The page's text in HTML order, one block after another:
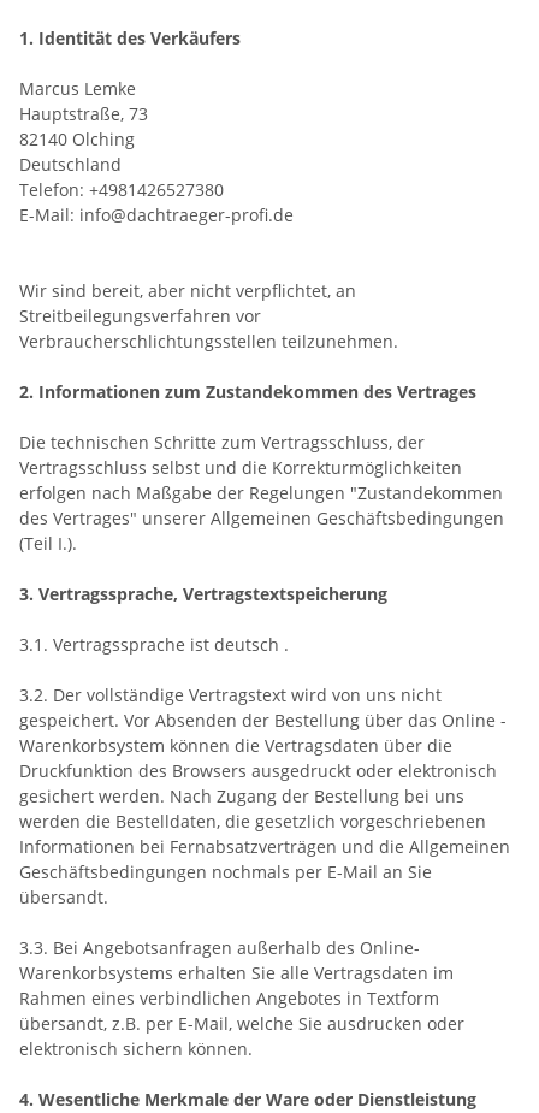
1. Identität des Verkäufers
Marcus Lemke
Hauptstraße, 73
82140 Olching
Deutschland
Telefon: +4981426527380
E-Mail: info@dachtraeger-profi.de
Wir sind bereit, aber nicht verpflichtet, an
Streitbeilegungsverfahren vor
Verbraucherschlichtungsstellen teilzunehmen.
2. Informationen zum Zustandekommen des Vertrages
Die technischen Schritte zum Vertragsschluss, der
Vertragsschluss selbst und die Korrekturmöglichkeiten
erfolgen nach Maßgabe der Regelungen "Zustandekommen
des Vertrages" unserer Allgemeinen Geschäftsbedingungen
(Teil I.).
3. Vertragssprache, Vertragstextspeicherung
3.1. Vertragssprache ist deutsch .
3.2. Der vollständige Vertragstext wird von uns nicht
gespeichert. Vor Absenden der Bestellung über das Online -
Warenkorbsystem können die Vertragsdaten über die
Druckfunktion des Browsers ausgedruckt oder elektronisch
gesichert werden. Nach Zugang der Bestellung bei uns
werden die Bestelldaten, die gesetzlich vorgeschriebenen
Informationen bei Fernabsatzverträgen und die Allgemeinen
Geschäftsbedingungen nochmals per E-Mail an Sie
übersandt.
3.3. Bei Angebotsanfragen außerhalb des Online-
Warenkorbsystems erhalten Sie alle Vertragsdaten im
Rahmen eines verbindlichen Angebotes in Textform
übersandt, z.B. per E-Mail, welche Sie ausdrucken oder
elektronisch sichern können.
4. Wesentliche Merkmale der Ware oder Dienstleistung